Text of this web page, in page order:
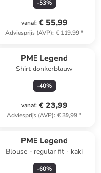
-53%
vanaf: € 55,99
Adviesprijs (AVP): € 119,99*
PME Legend
Shirt donkerblauw
-40%
vanaf: € 23,99
Adviesprijs (AVP): € 39,99*
PME Legend
Blouse - regular fit - kaki
-60%